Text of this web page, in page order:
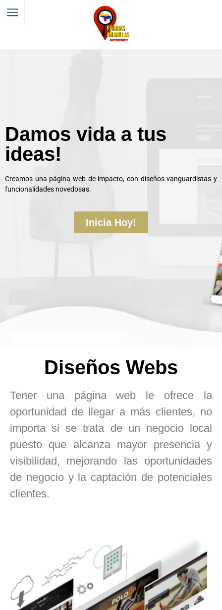
Damos vida a tus
ideas!
Creamos una página web de impacto, con diseños vanguardistas y
funcionalidades novedosas.
Inicia Hoy!
Diseños Webs
Tener una página web le ofrece la
oportunidad de llegar a más clientes, no
importa si se trata de un negocio local
puesto que alcanza mayor presencia y
visibilidad, mejorando las oportunidades
de negocio y la captación de potenciales
clientes.